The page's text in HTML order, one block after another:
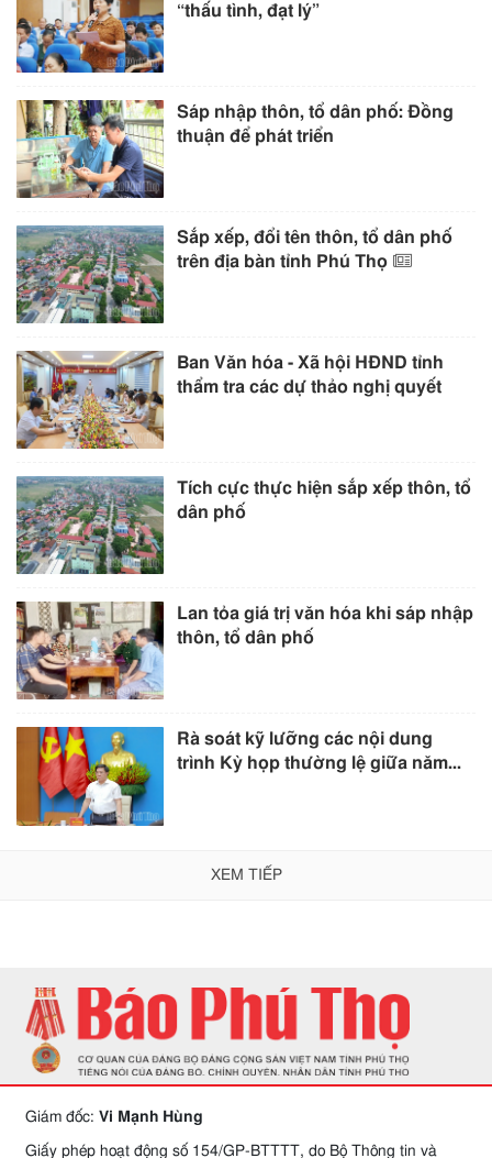
“thấu tình, đạt lý”
Sáp nhập thôn, tổ dân phố: Đồng
thuận để phát triển
Sắp xếp, đổi tên thôn, tổ dân phố
trên địa bàn tỉnh Phú Thọ
Ban Văn hóa - Xã hội HĐND tỉnh
thẩm tra các dự thảo nghị quyết
Tích cực thực hiện sắp xếp thôn, tổ
dân phố
Lan tỏa giá trị văn hóa khi sáp nhập
thôn, tổ dân phố
Rà soát kỹ lưỡng các nội dung
trình Kỳ họp thường lệ giữa năm...
XEM TIẾP
Giám đốc: Vi Mạnh Hùng
Giấy phép hoạt động số 154/GP-BTTTT, do Bộ Thông tin và